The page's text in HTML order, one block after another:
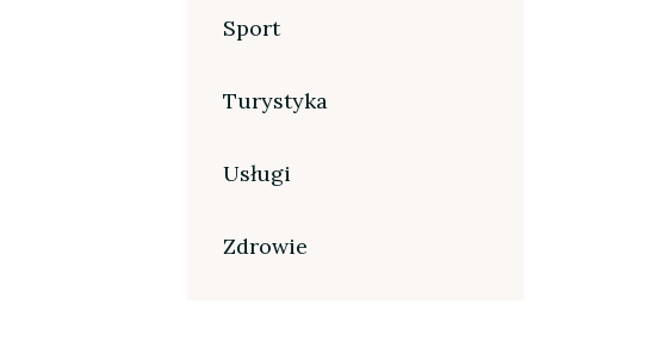
Sport
Turystyka
Usługi
Zdrowie